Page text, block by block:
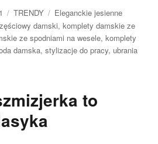
Kategorie
TRENDY Tagi
Eleganckie jesienne
damski,komplety damskie ze
ze spodniami na wesele,komplety
damska,stylizacje do pracy, ubrania
to